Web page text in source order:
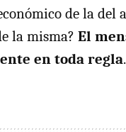
de la del
la misma? El
en toda regla.